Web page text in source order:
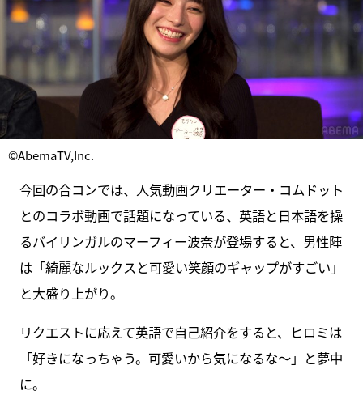
©AbemaTV,Inc.
今回の合コンでは、人気動画クリエーター・コムドット
とのコラボ動画で話題になっている、英語と日本語を操
るバイリンガルのマーフィー波奈が登場すると、男性陣
は「綺麗なルックスと可愛い笑顔のギャップがすごい」
と大盛り上がり。
リクエストに応えて英語で自己紹介をすると、ヒロミは
「好きになっちゃう。可愛いから気になるな～」と夢中
に。